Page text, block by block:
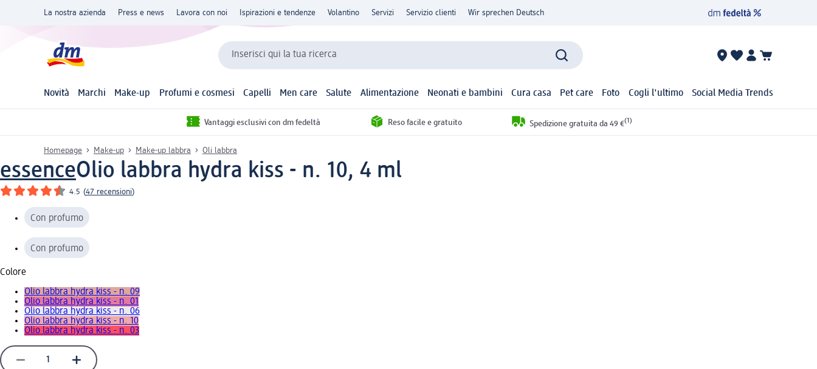
La nostra azienda Press e news Lavora con noi Ispirazioni e tendenze Volantino Servizi Servizio clienti Wir sprechen Deutsch
Inserisci qui la tua ricerca
Novità Marchi Make-up Profumi e cosmesi Capelli Men care Salute Alimentazione Neonati e bambini Cura casa Pet care Foto Cogli l'ultimo Social Media Trends
Vantaggi esclusivi con dm fedeltà Reso facile e gratuito Spedizione gratuita da 49 €(1)
Homepage Make-up Make-up labbra Oli labbra
essenceOlio labbra hydra kiss - n. 10, 4 ml
4.5 (47 recensioni)
Con profumo
Con profumo
Colore
Olio labbra hydra kiss - n. 09
Olio labbra hydra kiss - n. 01
Olio labbra hydra kiss - n. 06
Olio labbra hydra kiss - n. 10
Olio labbra hydra kiss - n. 03